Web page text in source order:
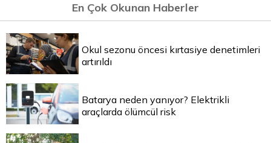
En Çok Okunan Haberler
Okul sezonu öncesi kırtasiye denetimleri
artırıldı
Batarya neden yanıyor? Elektrikli
araçlarda ölümcül risk